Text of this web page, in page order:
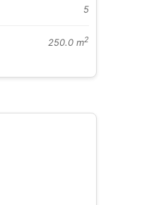
5
250.0 m2